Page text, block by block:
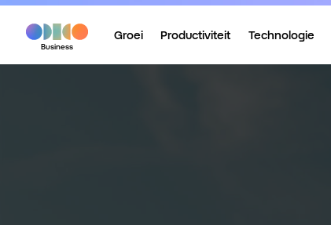
Business
Groei Productiviteit Technologie